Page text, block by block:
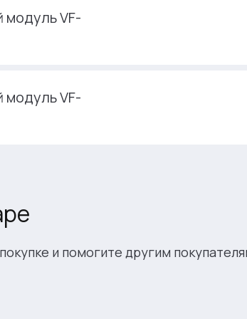
модуль VF-
модуль VF-
и помогите другим